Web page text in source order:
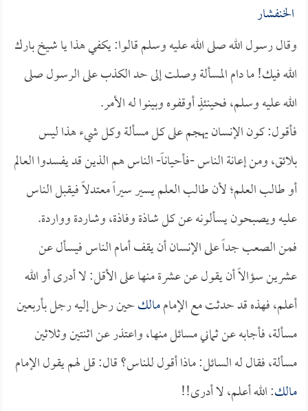
الخنفشار
وقال رسول الله صلى الله عليه وسلم قالوا: يكفي هذا يا شيخ بارك
الله فيك! ما دام المسألة وصلت إلى حد الكذب على الرسول صلى
الله عليه وسلم، فحينئذٍ أوقفوه وبينوا له الأمر.
فأقول: كون الإنسان يهجم على كل مسألة وكل شيء هذا ليس
بلائق، ومن إعانة الناس -فأحياناً- الناس هم الذين قد يفسدوا العالم
أو طالب العلم؛ لأن طالب العلم يسير سيراً معتدلاً فيقبل الناس
عليه ويصبحون يسألونه عن كل شاذة وفاذة، وشاردة وواردة.
فمن الصعب جداً على الإنسان أن يقف أمام الناس فيسأل عن
عشرين سؤالاً أن يقول عن عشرة منها على الأقل: لا أدرى أو الله
أعلم، فهذه قد حدثت مع الإماممالكحين رحل إليه رجل بأربعين
مسألة، فأجابه عن ثماني مسائل منها، واعتذر عن اثنتين وثلاثين
مسألة، فقال له السائل: ماذا أقول للناس؟ قال: قل لهم يقول الإمام
مالك: الله أعلم، لا أدرى!!